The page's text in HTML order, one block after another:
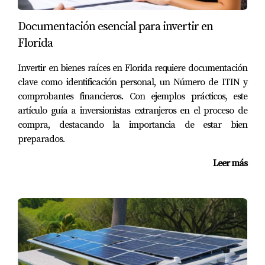
constantes por renta.
Sí, esta modalidad está diseñada especialmente para
quienes no tienen ingresos tradicionales comprobables.
¿Qué tipo de propiedades califican?
Apartamentos, casas y propiedades comerciales con flujo
No es obligatorio, pero contar con asesoría profesional
aumenta tus probabilidades de éxito.
¿Dónde puedo ver las propiedades
Documentación esencial para invertir en
Florida
Invertir en bienes raíces en Florida requiere documentación
clave como identificación personal, un Número de ITIN y
comprobantes financieros. Con ejemplos prácticos, este
artículo guía a inversionistas extranjeros en el proceso de
compra, destacando la importancia de estar bien
preparados.
Leer más